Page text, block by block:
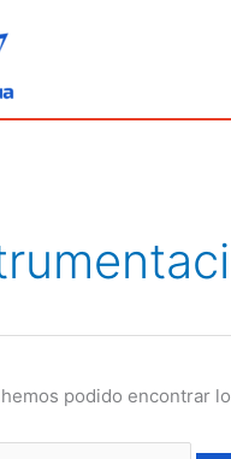
podido encontrar